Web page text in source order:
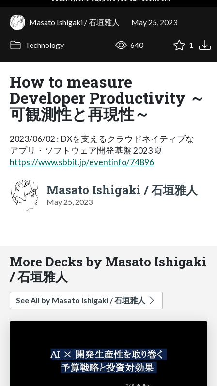
Masato Ishigaki / 石垣雅人 May 25, 2023
Technology 640 1
How to measure
Developer Productivity ～
可観測性と再現性～
2023/06/02 : DXを支えるクラウドネイティブな
アプリ・ソフトウェア開発基盤 2023 夏
https://www.sbbit.jp/eventinfo/74896
Masato Ishigaki / 石垣雅人
May 25, 2023
More Decks by Masato Ishigaki
/ 石垣雅人
See All by Masato Ishigaki / 石垣雅人